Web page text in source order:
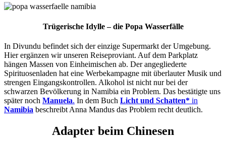
Trügerische Idylle – die Popa Wasserfälle
In Divundu befindet sich der einzige Supermarkt der Umgebung.
Hier ergänzen wir unseren Reiseproviant. Auf dem Parkplatz
hängen Massen von Einheimischen ab. Der angegliederte
Spirituosenladen hat eine Werbekampagne mit überlauter Musik und
strengen Eingangskontrollen. Alkohol ist nicht nur bei der
schwarzen Bevölkerung in Namibia ein Problem. Das bestätigte uns
später noch Manuela. In dem Buch Licht und Schatten* in
Namibia beschreibt Anna Mandus das Problem recht deutlich.
Adapter beim Chinesen